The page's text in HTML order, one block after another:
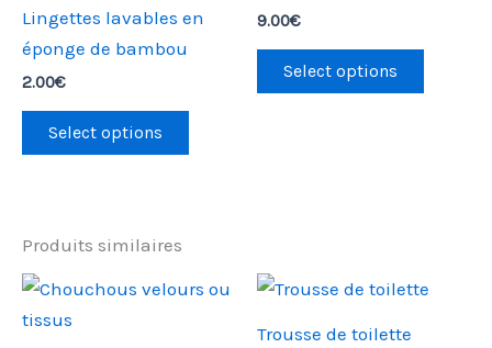
Lingettes lavables en
éponge de bambou
2.00€
Select options
9.00€
Select options
Produits similaires
Ce
Trousse de toilette